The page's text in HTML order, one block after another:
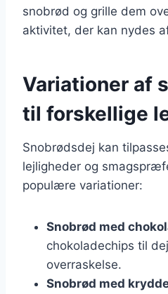
snobrød og grille dem
aktivitet, der kan nydes
Variationer af
til forskellige
Snobrødsdej kan
lejligheder og
populære variationer:
Snobrød med
chokoladechips til
overraskelse.
Snobrød med